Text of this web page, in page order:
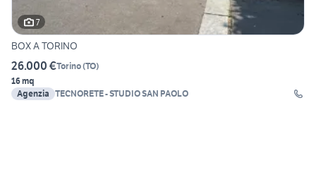
7
BOX A TORINO
26.000 €Torino(TO)
16 mq
Agenzia TECNORETE - STUDIO SAN PAOLO